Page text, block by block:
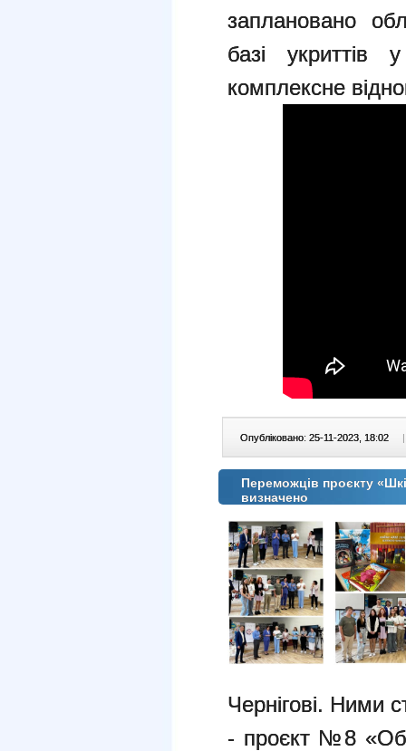
заплановано
базі
комплексне
Опубліковано: 25-11-2023, 18:02 |
Переможців проєкту
визначено
Чернігові. Ними
- проєкт №8